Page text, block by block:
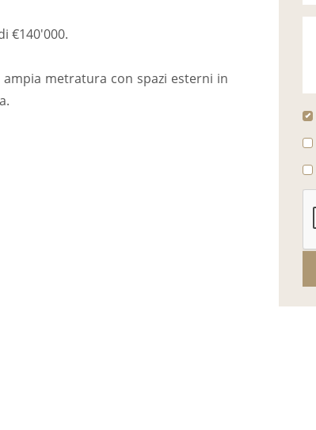
€140'000.
metratura con spazi esterni in